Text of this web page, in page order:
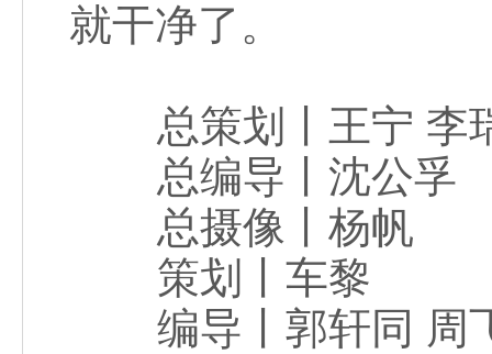
就干净了。
总策划丨王宁 李
总编导丨沈公孚
总摄像丨杨帆
策划丨车黎
编导丨郭轩同 周